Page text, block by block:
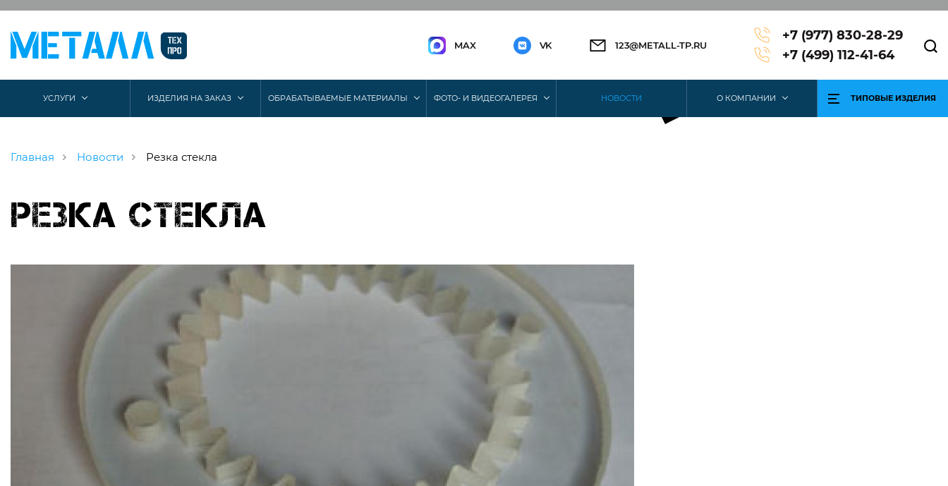
MAX VK 123@METALL-TP.RU
+7 (977) 830-28-29
+7 (499) 112-41-64
УСЛУГИ ИЗДЕЛИЯ НА ЗАКАЗ ОБРАБАТЫВАЕМЫЕ МАТЕРИАЛЫ ФОТО- И ВИДЕОГАЛЕРЕЯ НОВОСТИ О КОМПАНИИ ТИПОВЫЕ ИЗДЕЛИЯ
Главная Новости Резка стекла
Резка стекла